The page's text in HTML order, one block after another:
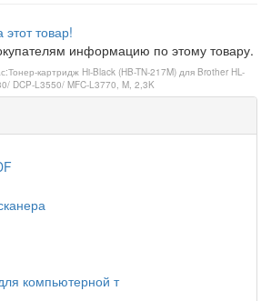
товар!
информацию по этому товару.
Тонер-картридж Hi-Black (HB-TN-217M) для Brother HL-
DCP-L3550/ MFC-L3770, M, 2,3K
компьютерной т